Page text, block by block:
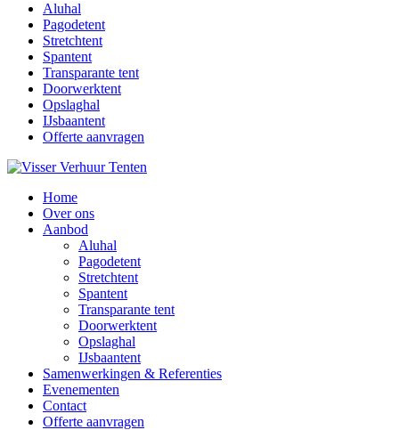
Aluhal
Pagodetent
Stretchtent
Spantent
Transparante tent
Doorwerktent
Opslaghal
IJsbaantent
Offerte aanvragen
Home
Over ons
Aanbod
Aluhal
Pagodetent
Stretchtent
Spantent
Transparante tent
Doorwerktent
Opslaghal
IJsbaantent
Samenwerkingen & Referenties
Evenementen
Contact
Offerte aanvragen